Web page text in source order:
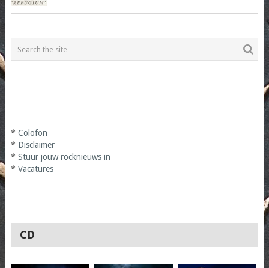
* Colofon
* Disclaimer
* Stuur jouw rocknieuws in
* Vacatures
CD